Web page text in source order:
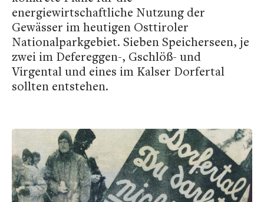
energiewirtschaftliche Nutzung der
Gewässer im heutigen Osttiroler
Nationalparkgebiet. Sieben Speicherseen, je
zwei im Defereggen-, Gschlöß- und
Virgental und eines im Kalser Dorfertal
sollten entstehen.